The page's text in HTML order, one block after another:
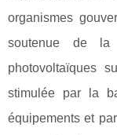
organismes
soutenue de la
photovoltaïques
stimulée par la
équipements et